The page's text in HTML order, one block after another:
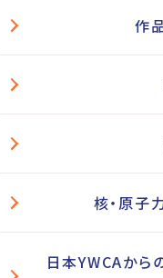
作
核・原子
日本YWCAから